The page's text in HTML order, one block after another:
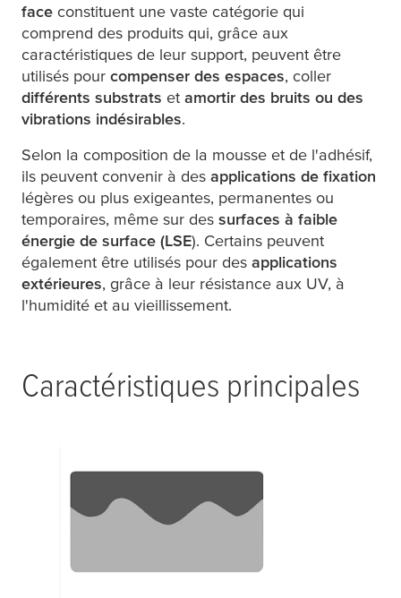
face constituent une vaste catégorie qui
comprend des produits qui, grâce aux
caractéristiques de leur support, peuvent être
utilisés pour compenser des espaces, coller
différents substrats et amortir des bruits ou des
vibrations indésirables.
Selon la composition de la mousse et de l'adhésif,
ils peuvent convenir à des applications de fixation
légères ou plus exigeantes, permanentes ou
temporaires, même sur des surfaces à faible
énergie de surface (LSE). Certains peuvent
également être utilisés pour des applications
extérieures, grâce à leur résistance aux UV, à
l'humidité et au vieillissement.
Caractéristiques principales